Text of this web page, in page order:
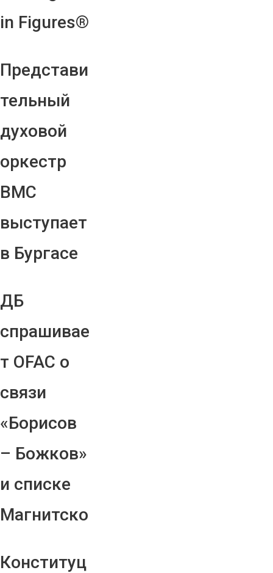
in Figures®
Представи
тельный
духовой
оркестр
ВМС
выступает
в Бургасе
ДБ
спрашивае
т OFAC о
связи
«Борисов
– Божков»
и списке
Магнитско
Конституц